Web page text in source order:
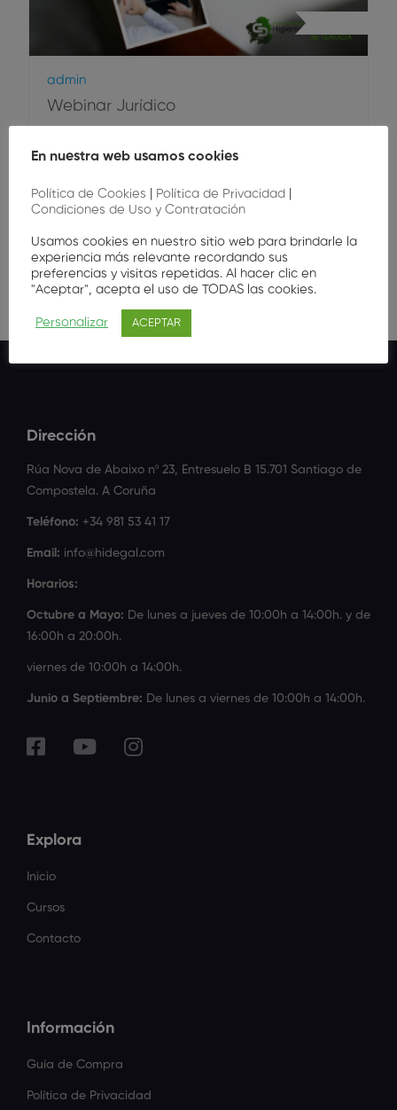
Admin
Webinar Jurídico
Resuelve tus dudas sobre convenios,
antes del webinar para…
Gratis
Dirección
Rúa Nova de Abaixo nº 23, Entresuelo B 15.701 Santiago de
Compostela. A Coruña
Teléfono: +34 981 53 41 17
Email: info@hidegal.com
Horarios:
Octubre a Mayo: De lunes a jueves de 10:00h a 14:00h. y de
16:00h a 20:00h.
viernes de 10:00h a 14:00h.
Junio a Septiembre: De lunes a viernes de 10:00h a 14:00h.
Explora
Inicio
Cursos
Contacto
Información
Guía de Compra
Política de Privacidad
En nuestra web usamos cookies
Política de Cookies Política de Privacidad
Condiciones de Uso y Contratación
Usamos cookies en nuestro sitio web para brindarle la
experiencia más relevante recordando sus
preferencias y visitas repetidas. Al hacer clic en
"Aceptar", acepta el uso de TODAS las cookies.
Personalizar ACEPTAR